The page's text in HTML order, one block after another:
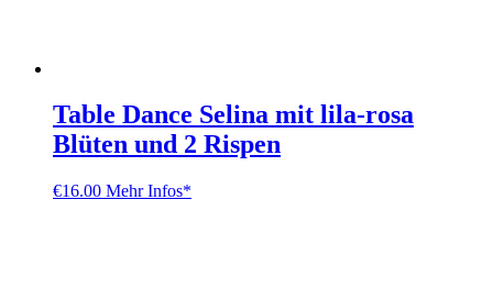
Table Dance Selina mit lila-rosa
Blüten und 2 Rispen
€16.00 Mehr Infos*